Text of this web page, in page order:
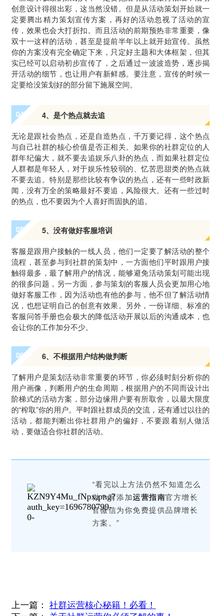
创意设计得很出彩，这当然没错。但是从活动策划开始就一
定要腾出精力策划宣传方案，再好的活动忽视了活动的宣
传，效果也会大打折扣。而且活动的前期预热非常重要，像
双十一这样的活动，甚至是提前半年以上就开始宣传。虽然
你的方案没有完全确定下来，只定好主题和大体框架，但其
实已经可以启动初步宣传了，之后通过一波波造势，逐步揭
开活动的细节，也让用户有新鲜感。要注意，宣传的时候一
定要给没策划好的部分留下施展空间。
04 4、是个热点就去追
无论是跟社会热点，还是自造热点，千万要记得，这个热点
与自己社群的核心价值是否正相关。如果你的社群定位的人
群年纪偏大，就不要去追娱乐八卦的热点，而如果社群定位
人群都是年轻人，对于娱乐性较弱的、忆苦思甜类的热点就
不要去追。特别是那些比较有争议的热点，还有一些时政新
闻，没有万全的策略最好不要追，风险很大。还有一些过时
的热点，也不要因为个人喜好而固执的追。
05 5、没有做好客服培训
客服是跟用户接触的一线人员，他们一定要了解活动的整个
流程，甚至参与到社群的策划中，一方面他们平时跟用户接
触得最多，最了解用户的情况，能够避免活动策划可能出现
的很多问题，另一方面，参与策划的客服人员会更加用心地
做好客服工作，因为活动也有他的参与，他不但了解活动情
况，也想证明自己的创意有效果。另外，一份详细、标准的
客服问答手册也会极大的降低活动开展以后的沟通成本，也
会让你的工作加分不少。
06 6、不根据用户结构做判断
了解用户是策划活动非常重要的环节，你必须时刻分析你的
用户画像，判断用户的生命周期，根据用户的不同而设计出
阶梯式的活动方案，部分边缘用户要有所取舍，以最大限度
的“榨取”你的用户。平时跟社群成员的交流，还有通过以往的
活动，都能判断出你社群用户的偏好，不要跟着别人做活
动，要做适合你社群的活动。
“看完以上方法仍然不知道怎么
做？可添加运营指南官方增长
官微信为你免费提供品牌增长
方案。”
上一篇： 社群运营核心秘籍！必看！